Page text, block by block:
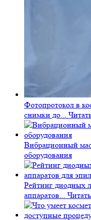
Фотопротокол в
снимки до...
Вибрационный
оборудования
Рейтинг диодных
аппаратов...